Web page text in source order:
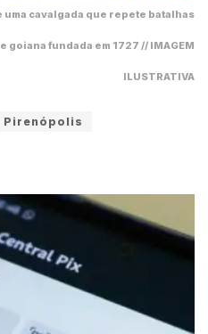
uma cavalgada que repete batalhas
goiana fundada em 1727 // IMAGEM
ILUSTRATIVA
Pirenópolis